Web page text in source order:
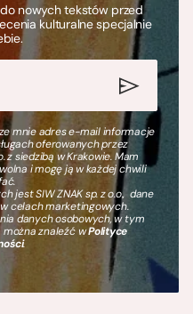
nowych tekstów przed
kulturalne specjalnie
mnie adres e-mail informacje
oferowanych przez
z siedzibą w Krakowie. Mam
i mogę ją w każdej chwili
jest SIW ZNAK sp. z o.o., dane
celach marketingowych.
danych osobowych, w tym
znaleźć wPolityce
.